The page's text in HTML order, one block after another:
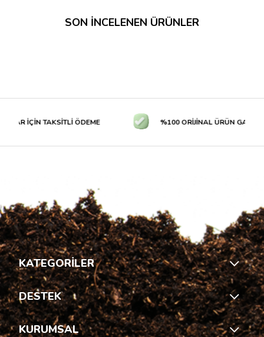
SON İNCELENEN ÜRÜNLER
İÇİN TAKSİTLİ ÖDEME %100 ORİJİNAL ÜRÜN
KATEGORİLER
DESTEK
KURUMSAL